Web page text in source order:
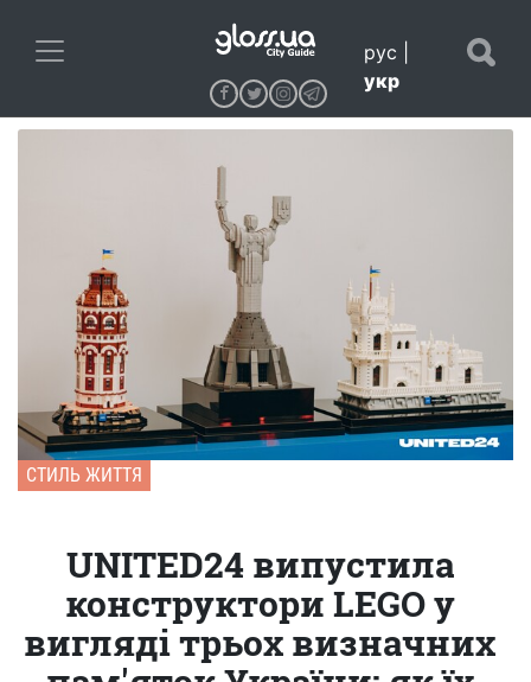
рус
укр
СТИЛЬ ЖИТТЯ
UNITED24 випустила
конструктори LEGO у
вигляді трьох визначних